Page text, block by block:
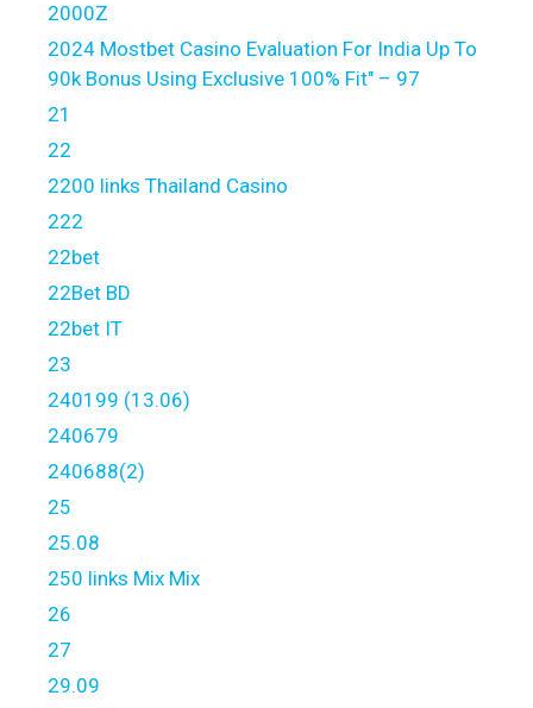
2000Z
2024 Mostbet Casino Evaluation For India Up To
90k Bonus Using Exclusive 100% Fit" – 97
21
22
2200 links Thailand Casino
222
22bet
22Bet BD
22bet IT
23
240199 (13.06)
240679
240688(2)
25
25.08
250 links Mix Mix
26
27
29.09